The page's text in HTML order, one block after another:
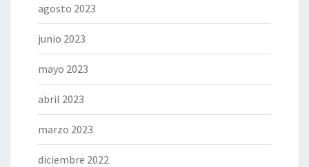
agosto 2023
junio 2023
mayo 2023
abril 2023
marzo 2023
diciembre 2022